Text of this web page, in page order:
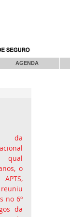
AGENDA
da
qual
o
no 6º
da